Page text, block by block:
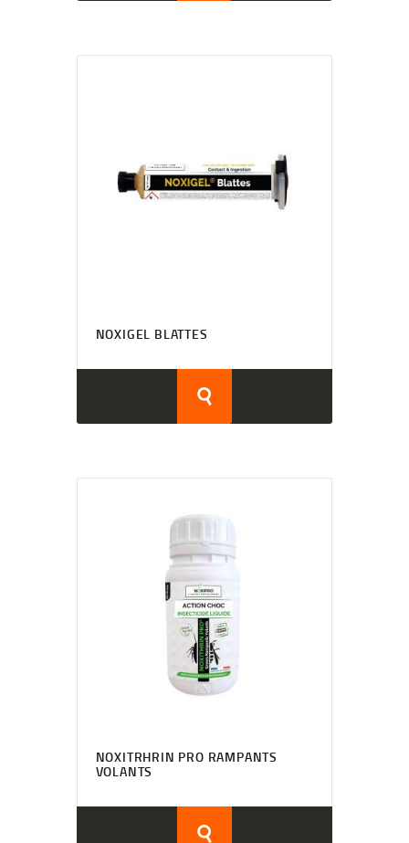
NOXIGEL BLATTES
NOXITRHRIN PRO RAMPANTS
VOLANTS